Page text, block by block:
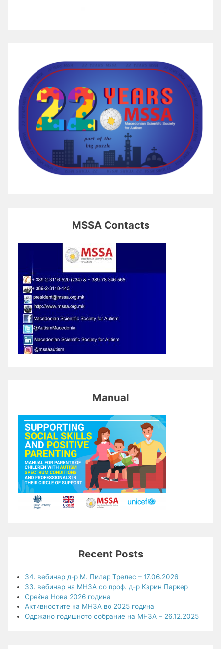
MSSA Contacts
Manual
Recent Posts
34. вебинар д-р М. Пилар Трелес – 17.06.2026
33. вебинар на МНЗА со проф. д-р Карин Паркер
Среќна Нова 2026 година
Активностите на МНЗА во 2025 година
Одржано годишното собрание на МНЗА – 26.12.2025